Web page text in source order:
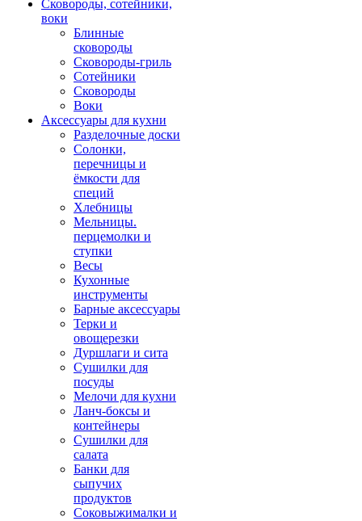
Сковороды, сотейники,
воки
Блинные
сковороды
Сковороды-гриль
Сотейники
Сковороды
Воки
Аксессуары для кухни
Разделочные доски
Солонки,
перечницы и
ёмкости для
специй
Хлебницы
Мельницы.
перцемолки и
ступки
Весы
Кухонные
инструменты
Барные аксессуары
Терки и
овощерезки
Дуршлаги и сита
Сушилки для
посуды
Мелочи для кухни
Ланч-боксы и
контейнеры
Сушилки для
салата
Банки для
сыпучих
продуктов
Соковыжималки и